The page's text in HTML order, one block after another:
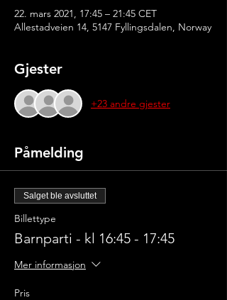
22. mars 2021, 17:45 – 21:45 CET
Allestadveien 14, 5147 Fyllingsdalen, Norway
Gjester
+23 andre gjester
Påmelding
Salget ble avsluttet
Billettype
Barnparti - kl 16:45 - 17:45
Mer informasjon
Pris